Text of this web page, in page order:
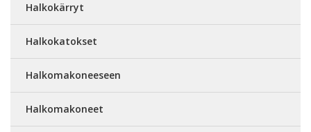
Halkokärryt
Halkokatokset
Halkomakoneeseen
Halkomakoneet